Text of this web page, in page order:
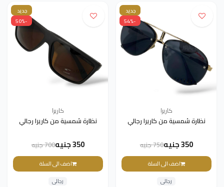
جديد
-54%
كاريرا
نظارة شمسية من كاريرا رجالي
350 جنيه 750 جنيه
اضف الى السلة
رجالى
جديد
-50%
كاريرا
نظارة شمسية من كاريرا رجالي
350 جنيه 700 جنيه
اضف الى السلة
رجالى